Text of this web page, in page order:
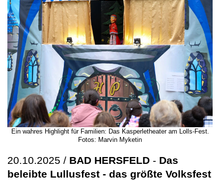
Ein wahres Highlight für Familien: Das Kasperletheater am Lolls-Fest.
Fotos: Marvin Myketin
20.10.2025 / BAD HERSFELD - Das
beleibte Lullusfest - das größte Volksfest